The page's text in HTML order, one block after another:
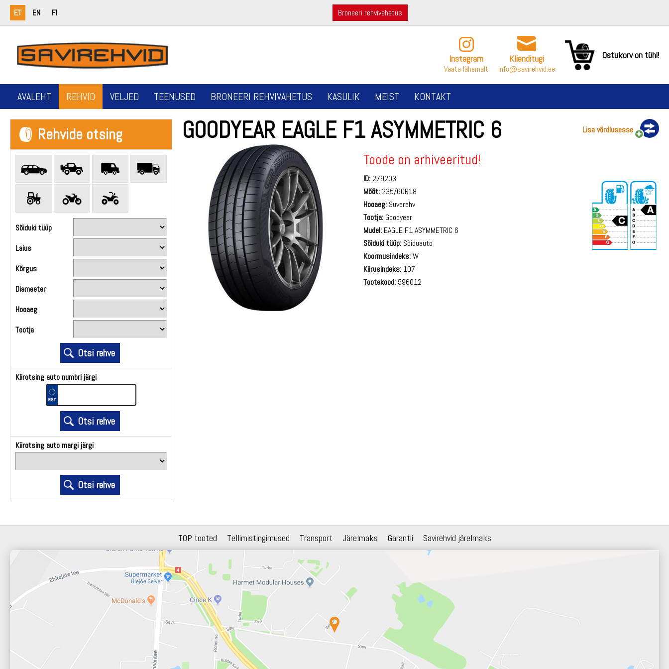
ET EN FI Broneeri rehvivahetus
Instagram
Vaata lähemalt
Klienditugi
info@savirehvid.ee
Ostukorv on tühi!
AVALEHT REHVID VELJED TEENUSED BRONEERI REHVIVAHETUS KASULIK MEIST KONTAKT
Rehvide otsing
Sõiduki tüüp
Laius
Kõrgus
Diameeter
Hooaeg
Tootja
Kiirotsing auto numbri järgi
Kiirotsing auto margi järgi
GOODYEAR EAGLE F1 ASYMMETRIC 6 Lisa võrdlusesse
Toode on arhiveeritud!
ID: 279203
Mõõt: 235/60R18
Hooaeg: Suverehv
Tootja: Goodyear
Mudel: EAGLE F1 ASYMMETRIC 6
Sõiduki tüüp: Sõiduauto
Koormusindeks:W
Kiirusindeks: 107
Tootekood: 596012
TOP tooted Tellimistingimused Transport Järelmaks Garantii Savirehvid järelmaks